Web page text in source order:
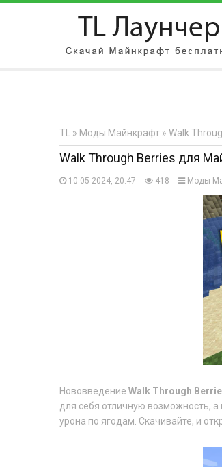
АВТОРИЗАЦИЯ НА САЙТЕ
TL » Моды Майнкрафт » Walk
Walk Through Berries для
10-05-2024, 20:47 418 Моды
Нововведение Walk Through
для себя отличную возможность,
урона по ягодам. Скачивайте, и